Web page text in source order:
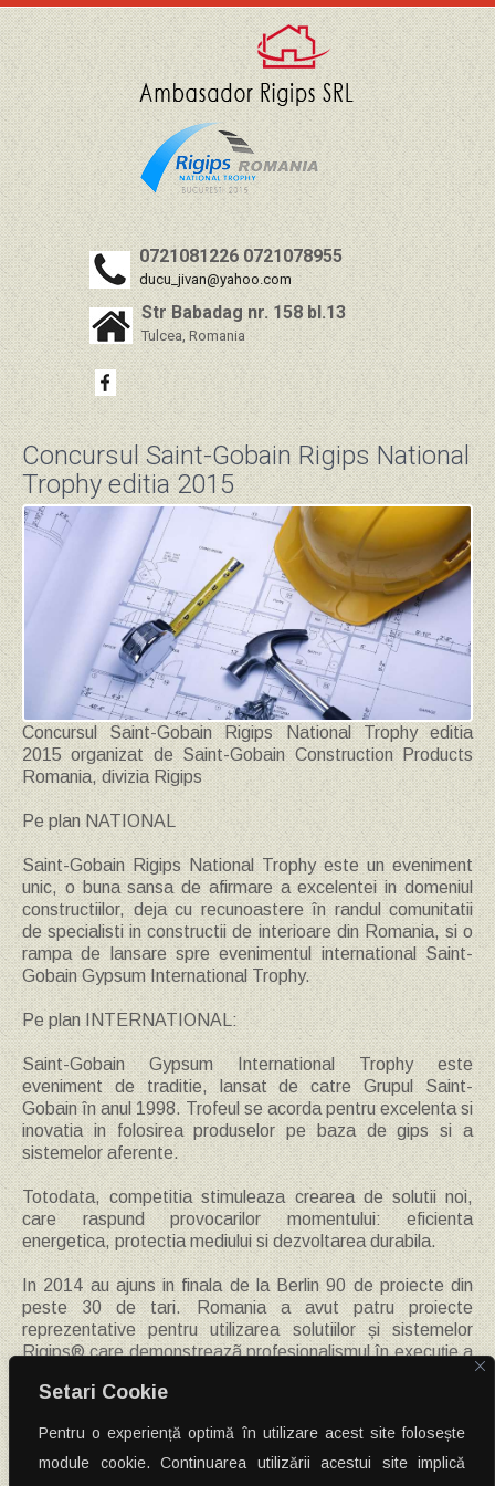
Setari Cookie
Pentru o experiență optimă în utilizare acest site folosește
module cookie. Continuarea utilizării acestui site implică
0721081226 0721078955
ducu_jivan@yahoo.com
Str Babadag nr. 158 bl.13
Tulcea, Romania
Concursul Saint-Gobain Rigips National
Trophy editia 2015
Concursul Saint-Gobain Rigips National Trophy editia
2015 organizat de Saint-Gobain Construction Products
Romania, divizia Rigips
Pe plan NATIONAL
Saint-Gobain Rigips National Trophy este un eveniment
unic, o buna sansa de afirmare a excelentei in domeniul
constructiilor, deja cu recunoastere în randul comunitatii
de specialisti in constructii de interioare din Romania, si o
rampa de lansare spre evenimentul international Saint-
Gobain Gypsum International Trophy.
Pe plan INTERNATIONAL:
Saint-Gobain Gypsum International Trophy este
eveniment de traditie, lansat de catre Grupul Saint-
Gobain în anul 1998. Trofeul se acorda pentru excelenta si
inovatia in folosirea produselor pe baza de gips si a
sistemelor aferente.
Totodata, competitia stimuleaza crearea de solutii noi,
care raspund provocarilor momentului: eficienta
energetica, protectia mediului si dezvoltarea durabila.
In 2014 au ajuns in finala de la Berlin 90 de proiecte din
peste 30 de tari. Romania a avut patru proiecte
reprezentative pentru utilizarea solutiilor și sistemelor
Rigips® care demonstreazã profesionalismul în execuție a
furnizor de materiale de constructii.
Post
navigation
Constructii Tulcea nominalizat la Gala Saint-Gobain Rigips
National Trophy 2015